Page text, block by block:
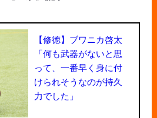
【修徳】ブワニカ啓太
「何も武器がないと思
って、一番早く身に付
けられそうなのが持久
力でした」